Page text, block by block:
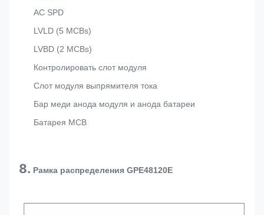
AC SPD
LVLD (5 MCBs)
LVBD (2 MCBs)
Контролировать слот модуля
Слот модуля выпрямителя тока
Бар меди анода модуля и анода батареи
Батарея MCB
8. Рамка распределения GPE48120E